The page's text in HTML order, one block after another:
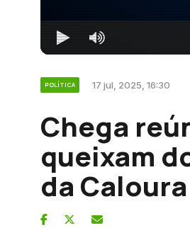
POLÍTICA 17 jul, 2025, 16:30
Chega
queixam
da Caloura